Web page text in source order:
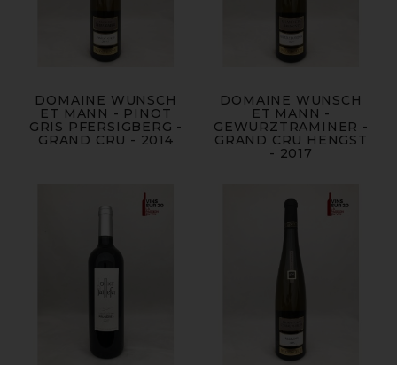
DOMAINE WUNSCH
ET MANN - PINOT
GRIS PFERSIGBERG -
GRAND CRU - 2014
DOMAINE WUNSCH
ET MANN -
GEWURZTRAMINER -
GRAND CRU HENGST
- 2017